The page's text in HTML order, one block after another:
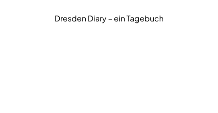
Dresden Diary – ein Tagebuch